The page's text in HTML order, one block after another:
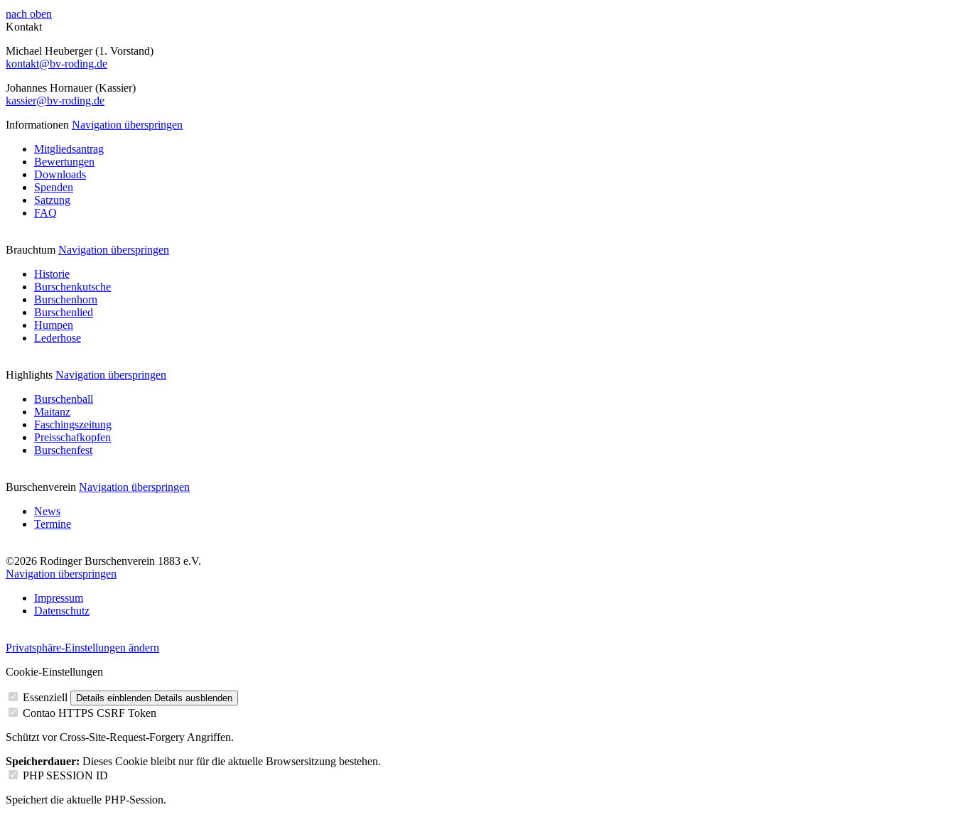
nach oben
Kontakt
Michael Heuberger (1. Vorstand)
kontakt@bv-roding.de
Johannes Hornauer (Kassier)
kassier@bv-roding.de
Informationen Navigation überspringen
Mitgliedsantrag
Bewertungen
Downloads
Spenden
Satzung
FAQ
Brauchtum Navigation überspringen
Historie
Burschenkutsche
Burschenhorn
Burschenlied
Humpen
Lederhose
Highlights Navigation überspringen
Burschenball
Maitanz
Faschingszeitung
Preisschafkopfen
Burschenfest
Burschenverein Navigation überspringen
News
Termine
©2026 Rodinger Burschenverein 1883 e.V.
Navigation überspringen
Impressum
Datenschutz
Privatsphäre-Einstellungen ändern
Cookie-Einstellungen
Essenziell Details einblenden Details ausblenden
Contao HTTPS CSRF Token
Schützt vor Cross-Site-Request-Forgery Angriffen.
Speicherdauer: Dieses Cookie bleibt nur für die aktuelle Browsersitzung bestehen.
PHP SESSION ID
Speichert die aktuelle PHP-Session.